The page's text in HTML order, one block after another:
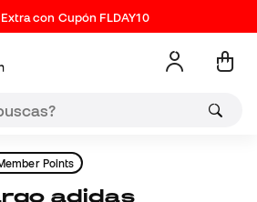
Extra con Cupón FLDAY10
Points